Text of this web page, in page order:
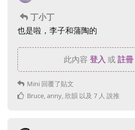
丁小丁
也是啦，李子和蒲陶的
此內容 登入 或註冊
Mini 回覆了貼文
Bruce,anny, 欣韻 以及 7 人 說推